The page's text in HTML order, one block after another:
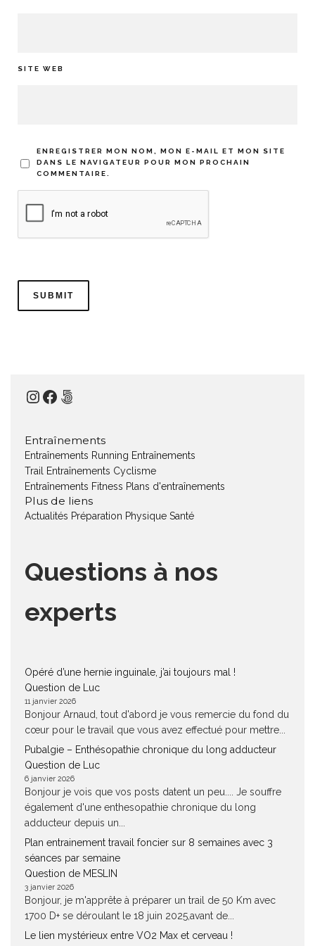
SITE WEB
ENREGISTRER MON NOM, MON E-MAIL ET MON SITE
DANS LE NAVIGATEUR POUR MON PROCHAIN
COMMENTAIRE.
Instagram
Facebook
500px
Entraînements
Entraînements Running Entraînements
Trail
Entraînements Cyclisme
Entraînements Fitness Plans d'entraînements
Plus de liens
Actualités Préparation Physique Santé
Questions à nos
experts
Opéré d’une hernie inguinale, j’ai toujours mal !
Question de Luc
11 janvier 2026
Bonjour Arnaud, tout d'abord je vous remercie du fond du
cœur pour le travail que vous avez effectué pour mettre...
Pubalgie – Enthésopathie chronique du long adducteur
Question de Luc
6 janvier 2026
Bonjour je vois que vos posts datent un peu.... Je souffre
également d'une enthesopathie chronique du long
adducteur depuis un...
Plan entrainement travail foncier sur 8 semaines avec 3
séances par semaine
Question de MESLIN
3 janvier 2026
Bonjour, je m'apprête à préparer un trail de 50 Km avec
1700 D+ se déroulant le 18 juin 2025,avant de...
Le lien mystérieux entre VO2 Max et cerveau !